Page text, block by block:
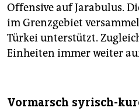
Offensive auf Jarabulus.
im Grenzgebiet
Türkei unterstützt.
Einheiten immer weiter
Vormarsch syrisch-